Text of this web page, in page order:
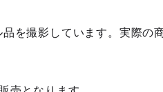
を撮影しています。実際の